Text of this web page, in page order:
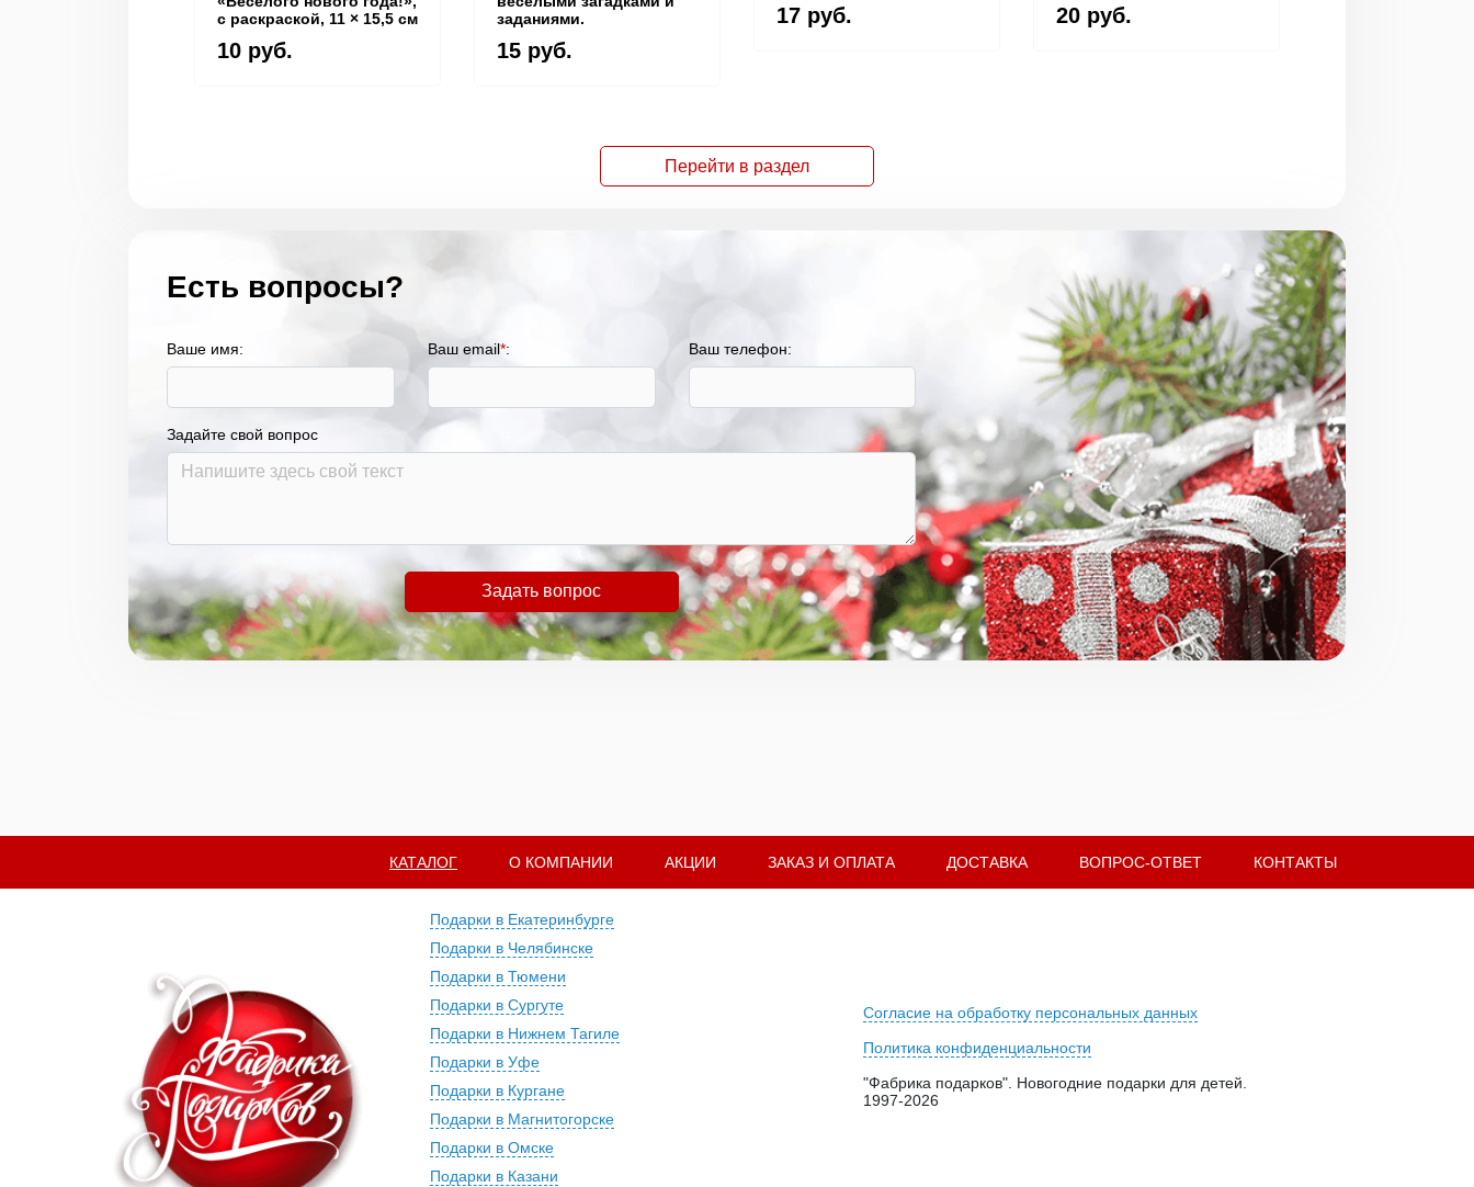
c раскраской, 11 × 15,5 см
10 руб.
заданиями.
15 руб.
17 руб. 20 руб.
Перейти в раздел
Есть вопросы?
Ваше имя: Ваш email*: Ваш телефон:
Задайте свой вопрос
Задать вопрос
КАТАЛОГ О КОМПАНИИ АКЦИИ ЗАКАЗ И ОПЛАТА ДОСТАВКА ВОПРОС-ОТВЕТ КОНТАКТЫ
Подарки в Екатеринбурге
Подарки в Челябинске
Подарки в Тюмени
Подарки в Сургуте
Подарки в Нижнем Тагиле
Подарки в Уфе
Подарки в Кургане
Подарки в Магнитогорске
Подарки в Омске
Подарки в Казани
Согласие на обработку персональных данных
Политика конфиденциальности
"Фабрика подарков". Новогодние подарки для детей.
1997-2026